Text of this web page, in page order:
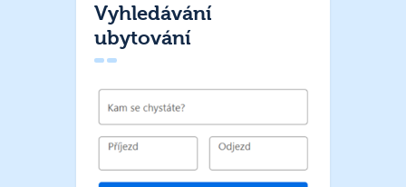
Vyhledávání
ubytování